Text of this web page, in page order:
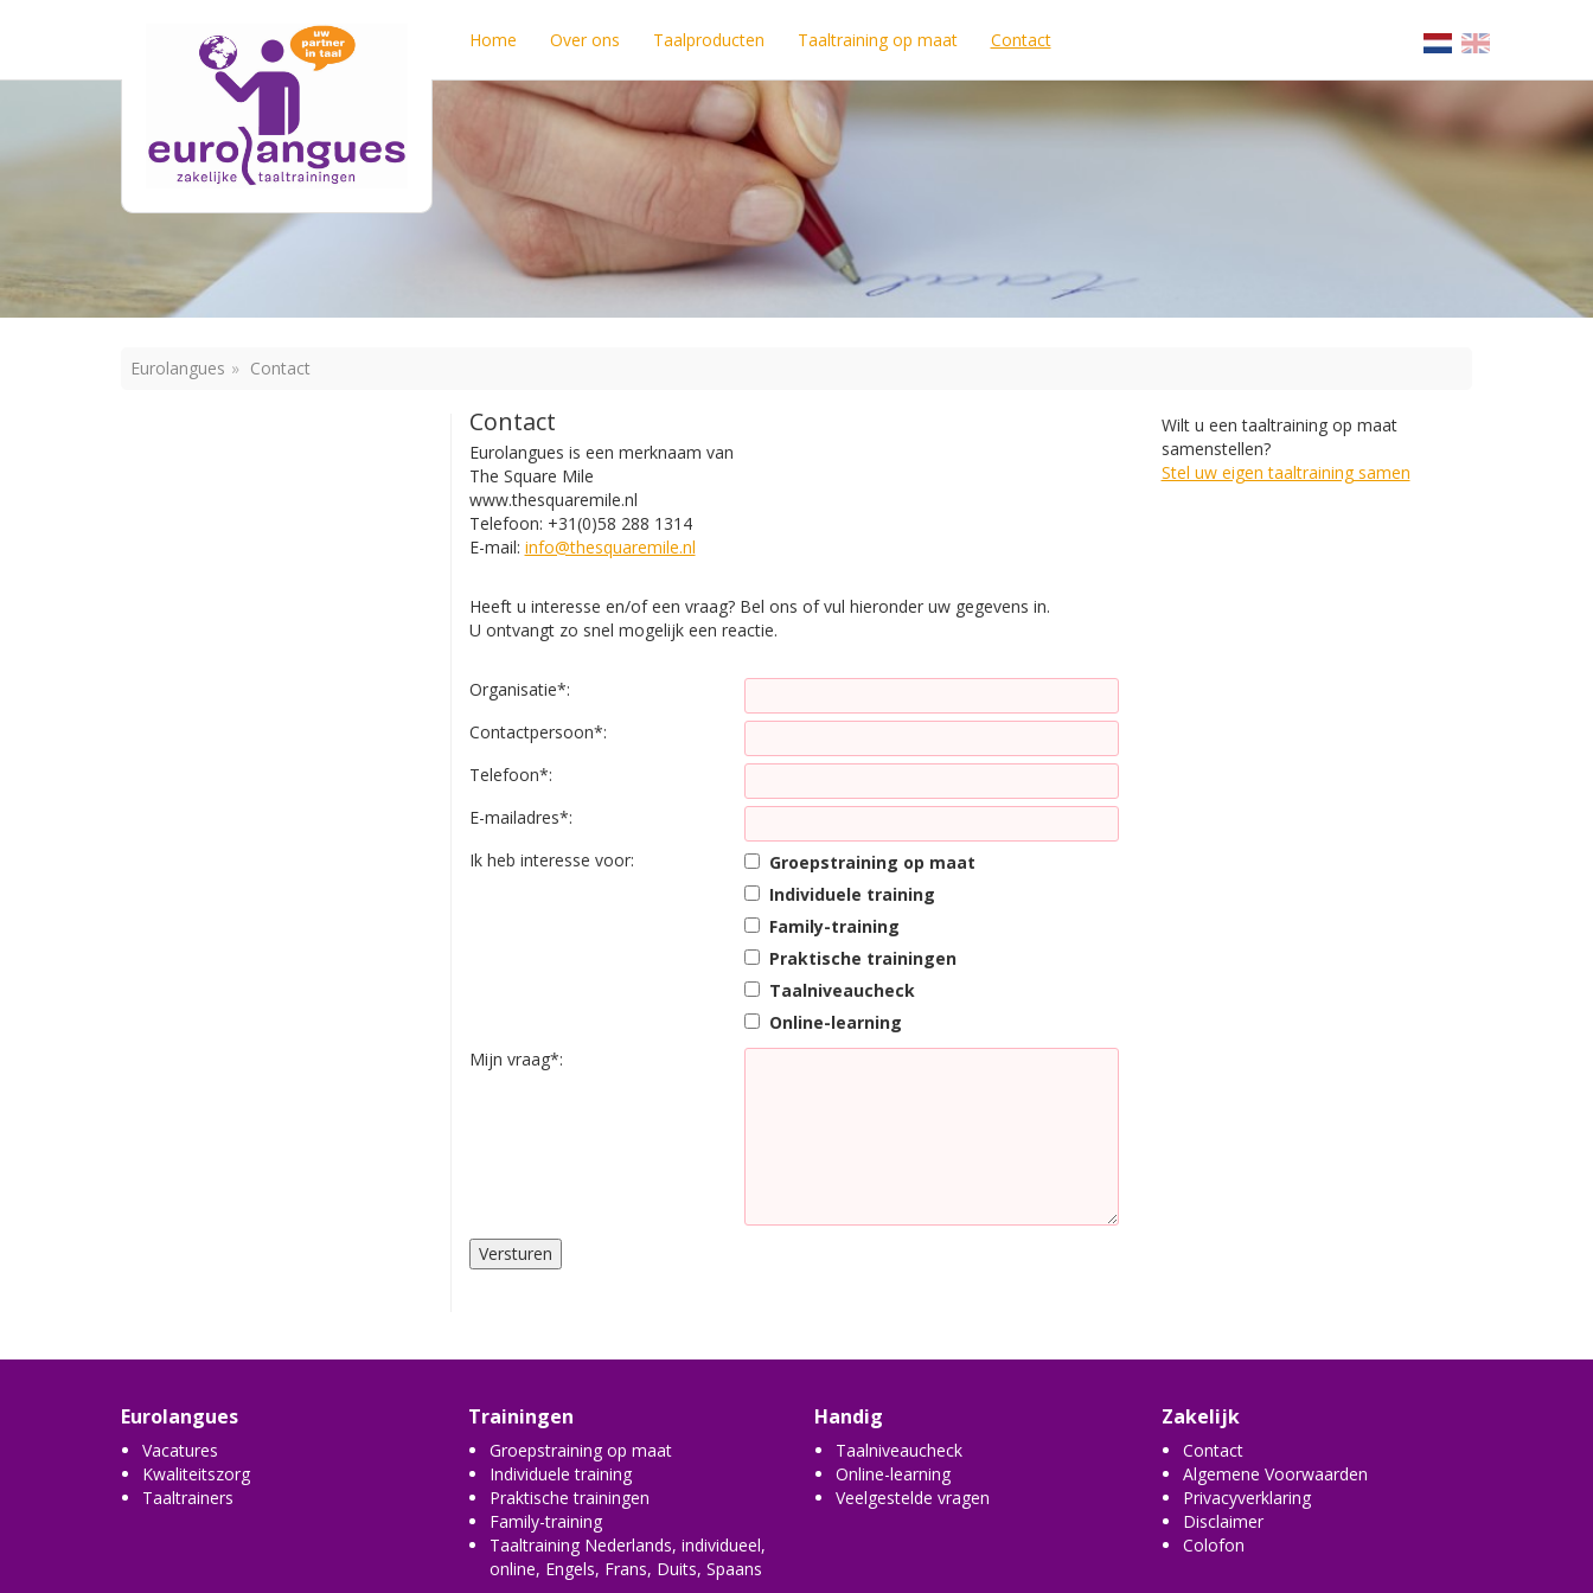
Home Over ons Taalproducten Taaltraining op maat Contact
Eurolangues Contact
Contact
Eurolangues is een merknaam van
The Square Mile
www.thesquaremile.nl
Telefoon: +31(0)58 288 1314
E-mail: info@thesquaremile.nl
Heeft u interesse en/of een vraag? Bel ons of vul hieronder uw gegevens in.
U ontvangt zo snel mogelijk een reactie.
Organisatie*:
Contactpersoon*:
Telefoon*:
E-mailadres*:
Ik heb interesse voor:
Groepstraining op maat
Individuele training
Family-training
Praktische trainingen
Taalniveaucheck
Online-learning
Mijn vraag*:
Wilt u een taaltraining op maat
samenstellen?
Stel uw eigen taaltraining samen
Eurolangues
Vacatures
Kwaliteitszorg
Taaltrainers
Trainingen
Groepstraining op maat
Individuele training
Praktische trainingen
Family-training
Taaltraining Nederlands, individueel,
online, Engels, Frans, Duits, Spaans
Handig
Taalniveaucheck
Online-learning
Veelgestelde vragen
Zakelijk
Contact
Algemene Voorwaarden
Privacyverklaring
Disclaimer
Colofon